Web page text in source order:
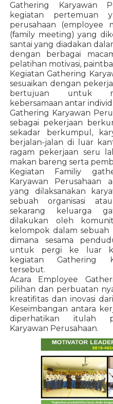
Gathering Karyawan
kegiatan pertemuan
perusahaan (employee
(family meeting) yang
santai yang diadakan
dengan berbagai
pelatihan motivasi,
Kegiatan Gathering
sesuaikan dengan
bertujuan untuk
kebersamaan antar
Gathering Karyawan
sebagai pekerjaan
sekadar berkumpul,
berjalan-jalan di luar
ragam pekerjaan seru
makan bareng serta
Kegiatan Familiy
Karyawan Perusahaan
yang dilaksanakan
sebuah organisasi
sekarang keluarga
dilakukan oleh
kelompok dalam
dimana sesama
untuk pergi ke luar
kegiatan Gathering
tersebut.
Acara Employee
pilihan dan perbuatan
kreatifitas dan inovasi
Keseimbangan antara
diperhatikan itulah
Karyawan Perusahaan.